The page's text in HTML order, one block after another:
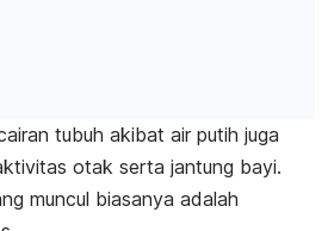
tubuh akibat air putih juga
otak serta jantung bayi.
muncul biasanya adalah